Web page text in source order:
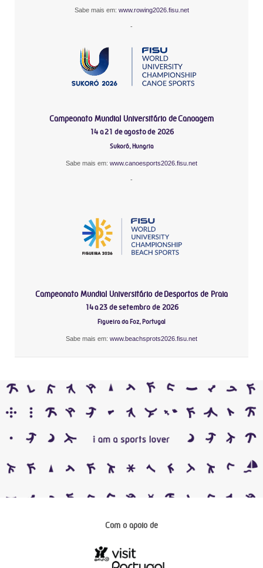
Sabe mais em: www.rowing2026.fisu.net
-
Campeonato Mundial Universitário de Canoagem
14 a 21 de agosto de 2026
Sukoró, Hungria
Sabe mais em: www.canoesports2026.fisu.net
-
Campeonato Mundial Universitário de Desportos de Praia
14 a 23 de setembro de 2026
Figueira da Foz, Portugal
Sabe mais em: www.beachsprots2026.fisu.net
Com o apoio de